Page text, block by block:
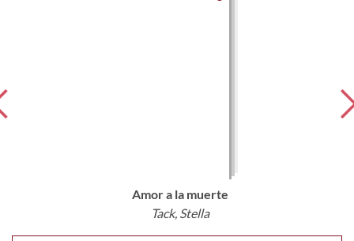
Amor a la muerte
Tack, Stella